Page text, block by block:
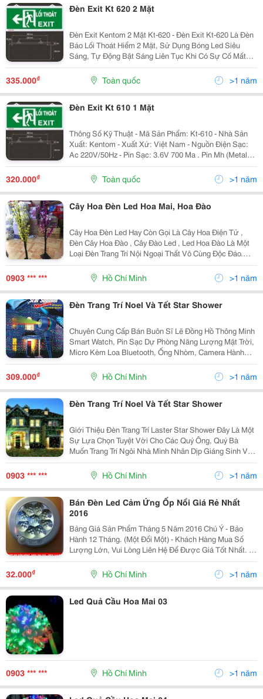
Đèn Exit Kt 620 2 Mặt
Đèn Exit Kentom 2 Mặt Kt-620 - Đèn Exit Kt-620 Là Đèn
Báo Lối Thoát Hiểm 2 Mặt, Sử Dụng Bóng Led Siêu
Sáng, Tự Động Bật Sáng Liên Tục Khi Có Sự Cố Mất
Điện Thêm 2 Giờ. Có Mạch Bảo Vệ Bình Điện Khi Sạc
Đầy, Tự Động Ngắt. - Nguồn Điện:...
335.000₫ Toàn quốc >1 năm
Đèn Exit Kt 610 1 Mặt
Thông Số Kỹ Thuật - Mã Sản Phẩm: Kt-610 - Nhà Sản
Xuất: Kentom - Xuất Xứ: Việt Nam - Nguồn Điện Sạc:
Ac 220V/50Hz - Pin Sạc: 3.6V 700 Ma . Pin Mh (Metal
Hydrid) - Dòng Điện Sạc: 50Ma - Bóng Đèn: Supper Led
(Ánh Sáng Mạnh, Độ Bền...
320.000₫ Toàn quốc >1 năm
Cây Hoa Đèn Led Hoa Mai, Hoa Đào
Cây Hoa Đèn Led Hay Còn Gọi Là Cây Hoa Điện Tử ,
Đèn Cây Hoa Đào , Cây Đào Led , Led Hoa Đào Là Một
Loại Đèn Trang Trí Nội Ngoại Thất Vô Cùng Độc Đáo.
Đèn Led Được Làm Mô Phỏng Hình Dạng Cây Và Hoa
Với Nhiều Màu Sắc Ấn Tượng Thường Được Đưa Vào
0903 *** *** Hồ Chí Minh >1 năm
Đèn Trang Trí Noel Và Tết Star Shower
Chuyên Cung Cấp Bán Buôn Sĩ Lẽ Đồng Hồ Thông Minh
Smart Watch, Pin Sạc Dự Phòng Năng Lượng Mặt Trời,
Micro Kèm Loa Bluetooth, Ống Nhòm, Camera Hành
Trình Giá Rẻ - Lh: 0949999430 - 0935538845 ( Có Thể
Giá Đã Thay Đổi Liên Hệ Để Có Giá Tốt Nhất Click W
309.000₫ Hồ Chí Minh >1 năm
Đèn Trang Trí Noel Và Tết Star Shower
Giới Thiệu Đèn Trang Trí Laster Star Shower Đây Là Một
Sự Lựa Chọn Tuyệt Vời Cho Các Quý Ông, Quý Bà
Muốn Trang Trí Ngôi Nhà Mình Nhân Dịp Giáng Sinh Và
Tết.cả Màn Đêm Tối Tăm Ảm Đạm Bỗng Chốc Trở Nên
Lung Linh Đến Lạ Thường Chỉ Với Thiết Bị Độc Đ
0903 *** *** Hồ Chí Minh >1 năm
Bán Đèn Led Cảm Ứng Ốp Nổi Giá Rẻ Nhất
2016
Bảng Giá Sản Phẩm Tháng 5 Năm 2016 Chú Ý - Bảo
Hành 12 Tháng. (Một Đổi Một) - Khách Hàng Mua Số
Lượng Lớn, Vui Lòng Liên Hệ Để Được Giá Tốt Nhất. -
Khách Hàng Ở Tỉnh, Vui Lòng Chuyển Khoản Trước Và
Cung Cấp Nhà Xe Để Giao H
32.000₫ Hồ Chí Minh >1 năm
Led Quả Cầu Hoa Mai 03
0903 *** *** Hồ Chí Minh >1 năm